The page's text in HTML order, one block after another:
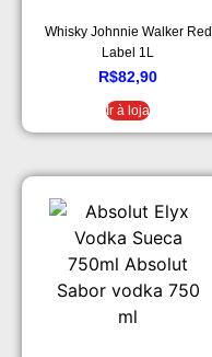
Whisky Johnnie Walker Red
Label 1L
R$82,90
Ir à loja